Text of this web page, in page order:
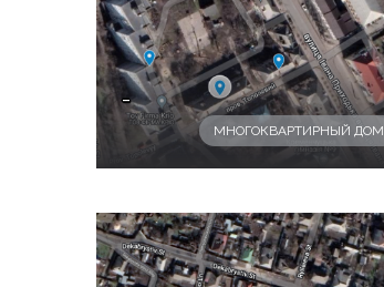
-
МНОГОКВАРТИРНЫЙ ДОМ